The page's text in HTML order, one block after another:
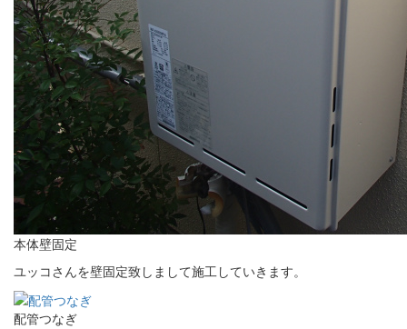
本体壁固定
ユッコさんを壁固定致しまして施工していきます。
配管つなぎ